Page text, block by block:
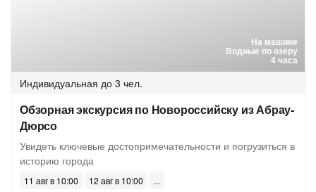
На машине
Водные по озеру
4 часа
Индивидуальная до 3 чел.
Обзорная экскурсия по Новороссийску из Абрау-
Дюрсо
Увидеть ключевые достопримечательности и погрузиться в
историю города
11 авг в 10:00
12 авг в 10:00